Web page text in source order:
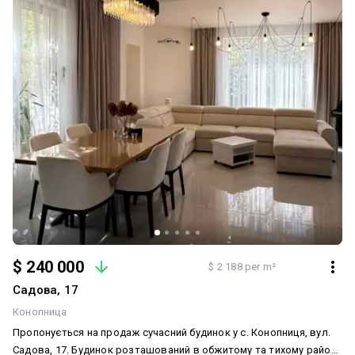
приватної забудови. До центру міста — лише 15–20 хвилин
автомобілем, поруч зручний виїзд, розвинена інфраструктура,
школи, дитячі садки, супермаркети та все необхідне для
комфортного життя. Інвестиційна вигода Якісні будинки в
Конопниці мають високу ліквідність і стабільний попит серед
покупців. Через обмежену кількість нових сучасних будинків у цій
локації їхня вартість з кожним роком лише зростає, тому це не
лише комфортне житло, а й вигідна інвестиція. 💰 Ціна — 400 000
$. 📹 Є відеоогляд будинку — надсилаємо в Telegram за запитом.
📞 Телефонуйте! Запропонуємо для вас ще 4–5 аналогічних
будинків у Конопниці та найближчих престижних передмістях у
цьому ціновому діапазоні. Допоможемо підібрати найкращий
варіант відповідно до ваших побажань.
$ 240 000 $ 2 188 per m²
Садова, 17
Конопница
Пропонується на продаж сучасний будинок у с. Конопниця, вул.
Садова, 17. Будинок розташований в обжитому та тихому районі,